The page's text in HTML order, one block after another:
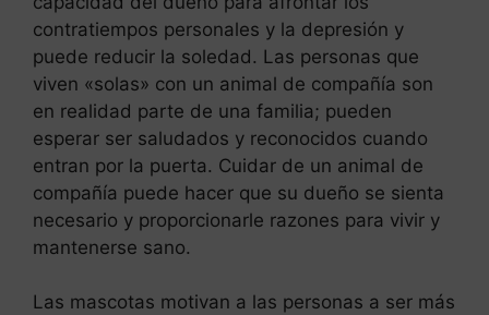
contratiempos personales y la depresión y
puede reducir la soledad. Las personas que
viven «solas» con un animal de compañía son
en realidad parte de una familia; pueden
esperar ser saludados y reconocidos cuando
entran por la puerta. Cuidar de un animal de
compañía puede hacer que su dueño se sienta
necesario y proporcionarle razones para vivir y
mantenerse sano.
Las mascotas motivan a las personas a ser más